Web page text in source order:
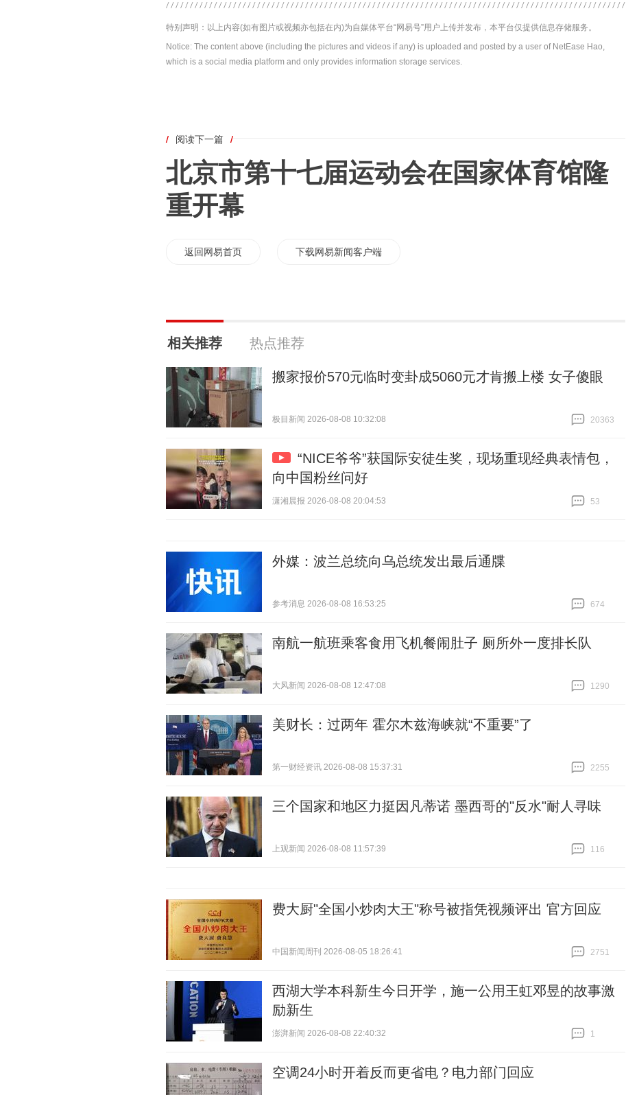
特别声明：以上内容(如有图片或视频亦包括在内)为自媒体平台“网易号”用户上传并发布，本平台仅提供信息存储服务。
Notice: The content above (including the pictures and videos if any) is uploaded and posted by a user of NetEase Hao,
which is a social media platform and only provides information storage services.
/ 阅读下一篇 /
北京市第十七届运动会在国家体育馆隆
重开幕
返回网易首页 下载网易新闻客户端
相关推荐 热点推荐
搬家报价570元临时变卦成5060元才肯搬上楼 女子傻眼
极目新闻 2026-08-08 10:32:08
20363
“NICE爷爷”获国际安徒生奖，现场重现经典表情包，
向中国粉丝问好
潇湘晨报 2026-08-08 20:04:53
53
外媒：波兰总统向乌总统发出最后通牒
参考消息 2026-08-08 16:53:25
674
南航一航班乘客食用飞机餐闹肚子 厕所外一度排长队
大风新闻 2026-08-08 12:47:08
1290
美财长：过两年 霍尔木兹海峡就“不重要”了
第一财经资讯 2026-08-08 15:37:31
2255
三个国家和地区力挺因凡蒂诺 墨西哥的"反水"耐人寻味
上观新闻 2026-08-08 11:57:39
116
费大厨"全国小炒肉大王"称号被指凭视频评出 官方回应
中国新闻周刊 2026-08-05 18:26:41
2751
西湖大学本科新生今日开学，施一公用王虹邓昱的故事激
励新生
澎湃新闻 2026-08-08 22:40:32
1
空调24小时开着反而更省电？电力部门回应